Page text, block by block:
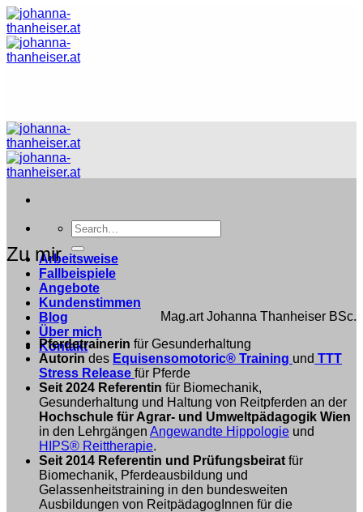
Zum
Inhalt
springen
Arbeitsweise
Fallbeispiele
Angebote
Kundenstimmen
Blog
Über mich
Kontakt
Zu mir
Mag.art Johanna Thanheiser BSc.
Pferdetrainerin für Gesunderhaltung
Autorin des Equisensomotoric® Training und TTT
Stress Release für Pferde
Seit 2024 Referentin für Biomechanik,
Gesunderhaltung und Haltung von Reitpferden an der
Hochschule für Agrar- und Umweltpädagogik Wien
in den Lehrgängen Angewandte Hippologie und
HIPS® Reittherapie.
Seit 2014 Referentin und Prüfungsbeirat für
Biomechanik, Pferdeausbildung und
Gelassenheitstraining in den bundesweiten
Ausbildungen von ReitpädagogInnen für die